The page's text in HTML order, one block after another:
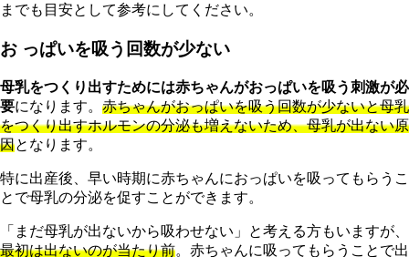
までも目安として参考にしてください。
お っぱいを吸う回数が少ない
母乳をつくり出すためには赤ちゃんがおっぱいを吸う刺激が必
要になります。 赤ちゃんがおっぱいを吸う回数が少ないと母乳
をつくり出すホルモンの分泌も増えないため、母乳が出ない原
因となります。
特に出産後、早い時期に赤ちゃんにおっぱいを吸ってもらうこ
とで母乳の分泌を促すことができます。
「まだ母乳が出ないから吸わせない」と考える方もいますが、
最初は出ないのが当たり前。赤ちゃんに吸ってもらうことで出